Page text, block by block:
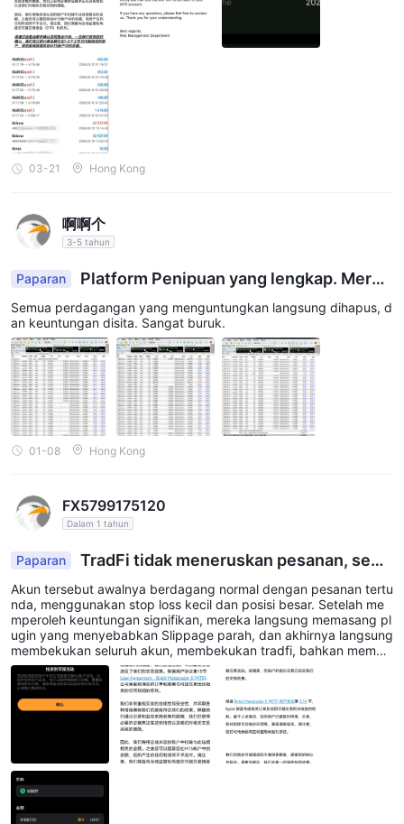
03-21 Hong Kong
啊啊个
3-5 tahun
Paparan
Platform Penipuan yang lengkap. Merek
a mengklaim keuntungan berasal dari operasi ile
gal.
Semua perdagangan yang menguntungkan langsung dihapus, d
an keuntungan disita. Sangat buruk.
01-08 Hong Kong
FX5799175120
Dalam 1 tahun
Paparan
TradFi tidak meneruskan pesanan, sem
ua trader hanya bisa rugi di sini dan tidak bisa me
ndapat untung. Perilaku mereka terlalu memaluk
an. Platform sampah ini pantas di-hack sebesar
$1,5 miliar.
Akun tersebut awalnya berdagang normal dengan pesanan tertu
nda, menggunakan stop loss kecil dan posisi besar. Setelah me
mperoleh keuntungan signifikan, mereka langsung memasang pl
ugin yang menyebabkan Slippage parah, dan akhirnya langsung
membekukan seluruh akun, membekukan tradfi, bahkan membe
kukan uang di Dompet. Saya bahkan tidak bisa menggunakan d
ana asli saya sendiri. Siapa pun yang terus menggunakan platfor
m sampah dan sama sekali tidak dapat dipercaya seperti ini ada
lah orang bodoh.